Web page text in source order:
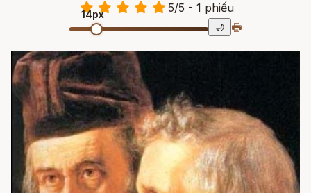
5/5 - 1 phiếu
14px
🌙 🖶